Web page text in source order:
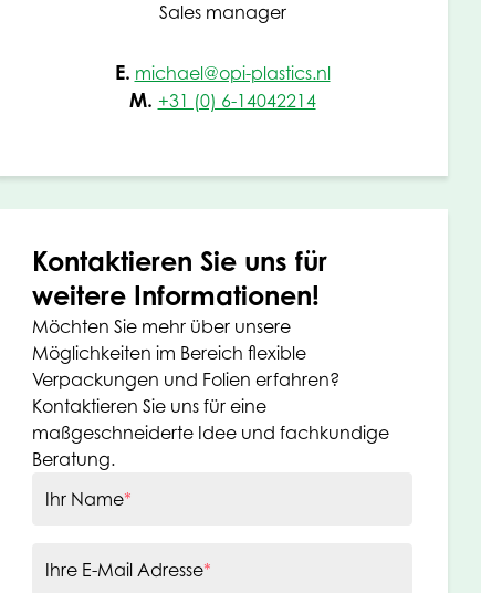
Sales manager
E. michael@opi-plastics.nl
M. +31 (0) 6-14042214
Kontaktieren Sie uns für
weitere Informationen!
Möchten Sie mehr über unsere
Möglichkeiten im Bereich flexible
Verpackungen und Folien erfahren?
Kontaktieren Sie uns für eine
maßgeschneiderte Idee und fachkundige
Beratung.
Ihr Name*
Ihre E-Mail Adresse*